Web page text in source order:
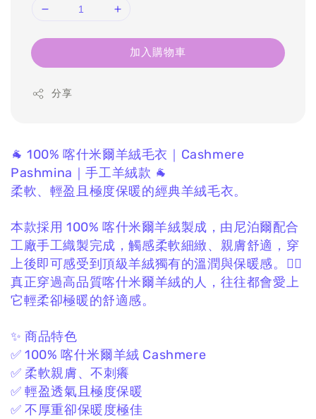
加入購物車
分享
🐐 100% 喀什米爾羊絨毛衣｜Cashmere
Pashmina｜手工羊絨款 🐐
柔軟、輕盈且極度保暖的經典羊絨毛衣。
本款採用 100% 喀什米爾羊絨製成， 由尼泊爾配合
工廠手工織製完成，觸感柔軟細緻、親膚舒適， 穿
上後即可感受到頂級羊絨獨有的溫潤與保暖感。❤️‍🔥
真正穿過高品質喀什米爾羊絨的人， 往往都會愛上
它輕柔卻極暖的舒適感。
✨ 商品特色
✅ 100% 喀什米爾羊絨 Cashmere
✅ 柔軟親膚、不刺癢
✅ 輕盈透氣且極度保暖
✅ 不厚重卻保暖度極佳